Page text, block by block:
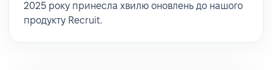
2025 року принесла хвилю оновлень до нашого
продукту Recruit.